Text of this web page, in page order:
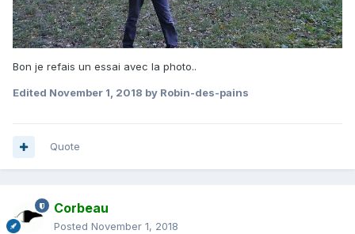
Bon je refais un essai avec la photo..
Edited November 1, 2018 by Robin-des-pains
Quote
Corbeau
Posted November 1, 2018